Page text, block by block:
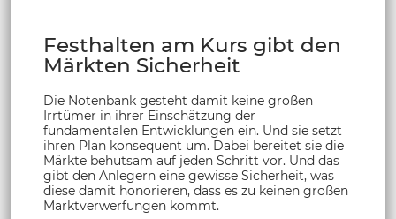
Festhalten am Kurs gibt den
Märkten Sicherheit
Die Notenbank gesteht damit keine großen
Irrtümer in ihrer Einschätzung der
fundamentalen Entwicklungen ein. Und sie setzt
ihren Plan konsequent um. Dabei bereitet sie die
Märkte behutsam auf jeden Schritt vor. Und das
gibt den Anlegern eine gewisse Sicherheit, was
diese damit honorieren, dass es zu keinen großen
Marktverwerfungen kommt.